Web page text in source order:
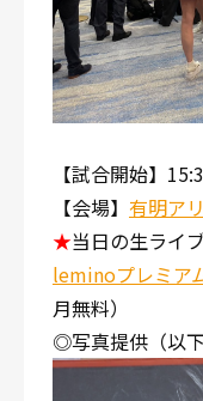
【試合開始】
【会場】 有明ア
★当日の生ライ
leminoプレミア
月無料）
◎写真提供（以